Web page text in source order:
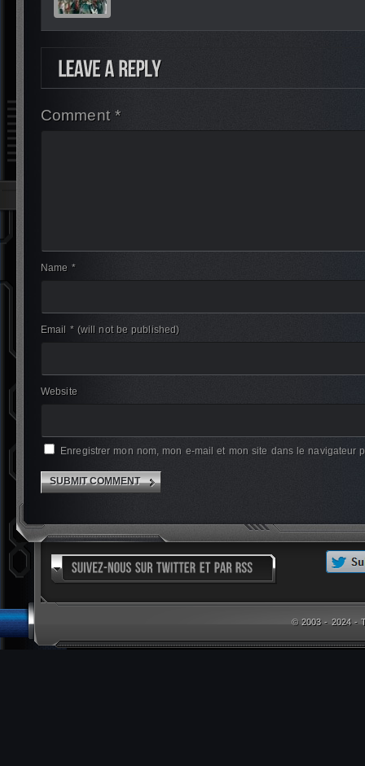
Comment *
Name *
Email * (will not be published)
Website
Enregistrer mon nom, mon e-mail et mon site dans le navigateur
© 2003 - 2024 -